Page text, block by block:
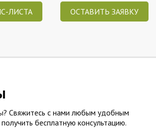
ЛИСТА ОСТАВИТЬ ЗАЯВКУ
Свяжитесь с нами любым удобным
бесплатную консультацию.